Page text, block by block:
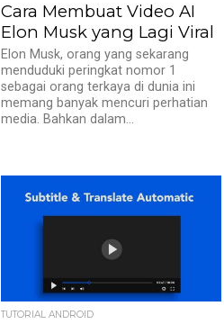
Cara Membuat Video AI
Elon Musk yang Lagi Viral
Elon Musk, orang yang sekarang
menduduki peringkat nomor 1
sebagai orang terkaya di dunia ini
memang banyak mencuri perhatian
media. Bahkan dalam...
TUTORIAL ANDROID